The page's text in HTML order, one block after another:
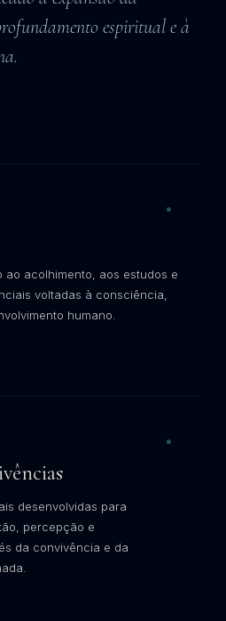
espiritual e à
ao acolhimento, aos estudos e
voltadas à consciência,
humano.
desenvolvidas para
percepção e
da convivência e da